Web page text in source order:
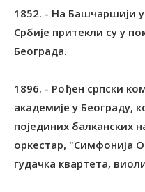
1852. - На Башчаршији
Србије притекли су у
Београда.
1896. - Рођен српски
академије у Београду,
појединих балканских
оркестар, "Симфонија
гудачка квартета,